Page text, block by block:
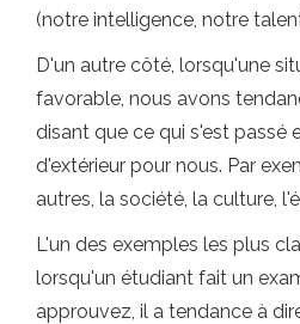
(notre intelligence, notre talent
D'un autre côté, lorsqu'une
favorable, nous avons
disant que ce qui s'est passé
d'extérieur pour nous. Par
autres, la société, la culture,
L'un des exemples les plus
lorsqu'un étudiant fait un
approuvez, il a tendance à